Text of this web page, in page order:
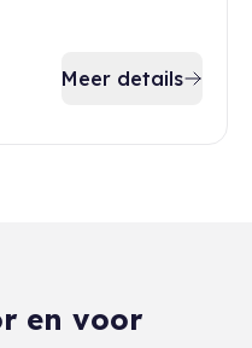
Meer details
en voor